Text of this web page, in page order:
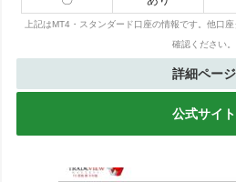
上記はMT4・スタンダード口座の情報です。他口
確認ください。
詳細ページ
公式サイト